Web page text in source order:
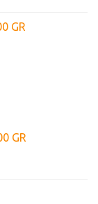
GR
GR